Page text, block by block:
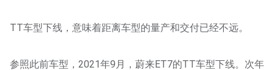
TT车型下线，意味着距离车型的量产和交付已经不远。
参照此前车型，2021年9月，蔚来ET7的TT车型下线。次年